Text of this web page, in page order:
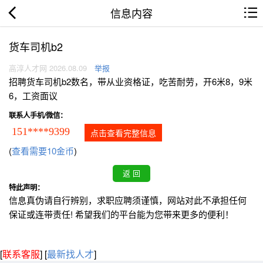
信息内容
货车司机b2
高淳人才网 2026.08.09 举报
招聘货车司机b2数名，带从业资格证，吃苦耐劳，开6米8，9米
6，工资面议
联系人手机/微信：
151****9399 点击查看完整信息
(查看需要10金币)
特此声明：
信息真伪请自行辨别，求职应聘须谨慎，网站对此不承担任何
保证或连带责任! 希望我们的平台能为您带来更多的便利！
[联系客服] [最新找人才]